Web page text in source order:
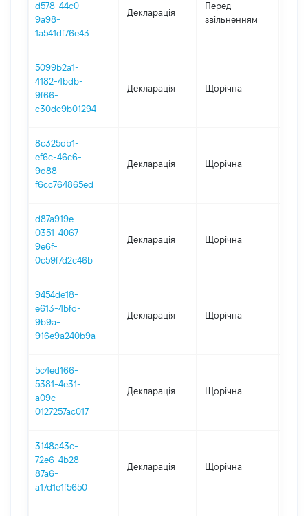
d578-44c0-
9a98-
1a541df76e43
Декларація
Перед
звільненням
5099b2a1-
4182-4bdb-
9f66-
c30dc9b01294
Декларація Щорічна
8c325db1-
ef6c-46c6-
9d88-
f6cc764865ed
Декларація Щорічна
d87a919e-
0351-4067-
9e6f-
0c59f7d2c46b
Декларація Щорічна
9454de18-
e613-4bfd-
9b9a-
916e9a240b9a
Декларація Щорічна
5c4ed166-
5381-4e31-
a09c-
0127257ac017
Декларація Щорічна
3148a43c-
72e6-4b28-
87a6-
a17d1e1f5650
Декларація Щорічна